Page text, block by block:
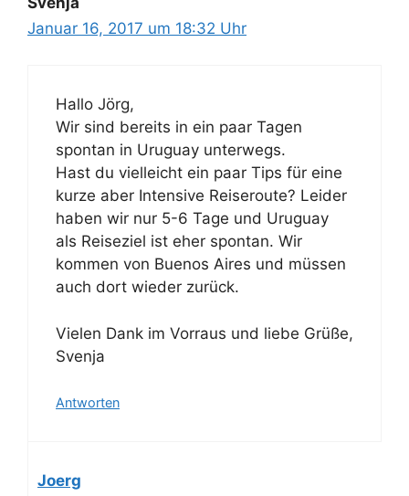
Januar 16, 2017 um 18:32 Uhr
Hallo Jörg,
Wir sind bereits in ein paar Tagen
spontan in Uruguay unterwegs.
Hast du vielleicht ein paar Tips für eine
kurze aber Intensive Reiseroute? Leider
haben wir nur 5-6 Tage und Uruguay
als Reiseziel ist eher spontan. Wir
kommen von Buenos Aires und müssen
auch dort wieder zurück.
Vielen Dank im Vorraus und liebe Grüße,
Svenja
Antworten
Joerg